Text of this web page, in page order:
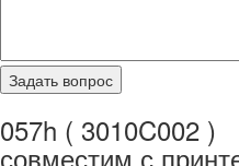
057h ( 3010C002 )
совместим с